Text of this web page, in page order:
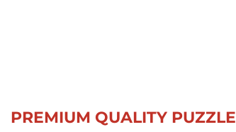
PREMIUM QUALITY PUZZLE